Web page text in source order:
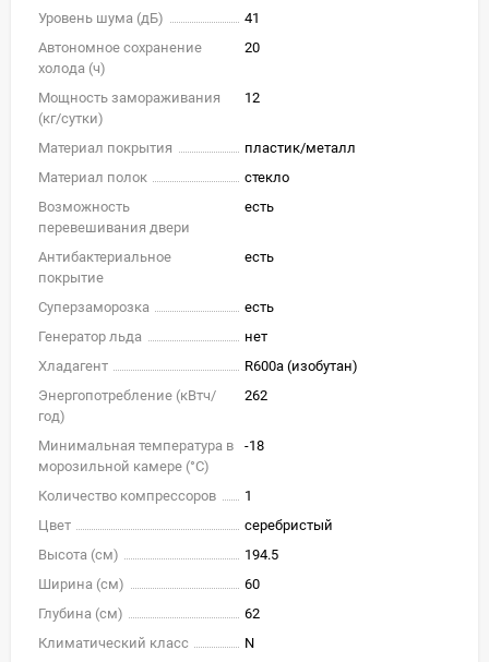
Уровень шума (дБ)
41
Автономное сохранение
холода (ч)
20
Мощность замораживания
(кг/cутки)
12
Материал покрытия
пластик/металл
Материал полок
стекло
Возможность
перевешивания двери
есть
Антибактериальное
покрытие
есть
Суперзаморозка
есть
Генератор льда
нет
Хладагент
R600a (изобутан)
Энергопотребление (кВтч/
год)
262
Минимальная температура в
морозильной камере (°C)
-18
Количество компрессоров
1
Цвет
серебристый
Высота (см)
194.5
Ширина (см)
60
Глубина (см)
62
Климатический класс
N